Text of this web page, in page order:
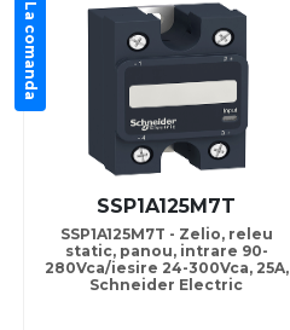
La comanda
SSP1A125M7T
SSP1A125M7T - Zelio, releu
static, panou, intrare 90-
280Vca/iesire 24-300Vca, 25A,
Schneider Electric